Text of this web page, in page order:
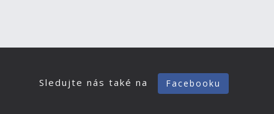
Sledujte nás také na Facebooku